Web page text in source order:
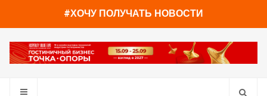
#ХОЧУ ПОЛУЧАТЬ НОВОСТИ